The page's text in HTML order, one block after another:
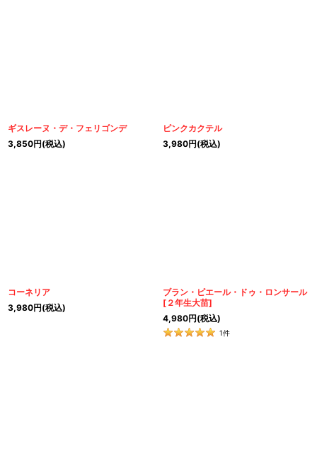
ギスレーヌ・デ・フェリゴンデ
3,850円(税込)
ピンクカクテル
3,980円(税込)
コーネリア
3,980円(税込)
ブラン・ピエール・ドゥ・ロンサール
[ ２年生大苗]
4,980円(税込)
1件